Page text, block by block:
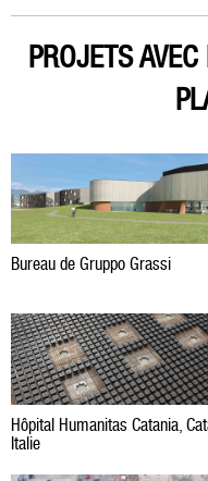
PROJETS
Bureau de Gruppo Grassi
Hôpital Humanitas Catania,
Italie